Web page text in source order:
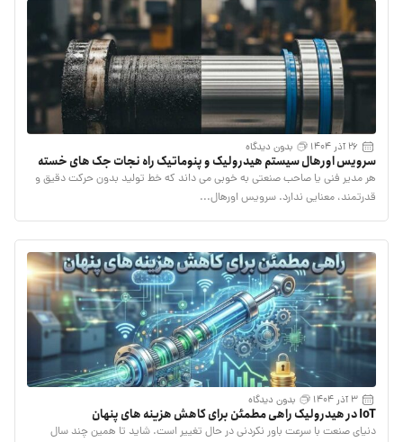
26 آذر 1404 بدون دیدگاه
سرویس اورهال سیستم هیدرولیک و پنوماتیک راه نجات جک های خسته
هر مدیر فنی یا صاحب صنعتی به خوبی می داند که خط تولید بدون حرکت دقیق و
قدرتمند، معنایی ندارد. سرویس اورهال...
3 آذر 1404 بدون دیدگاه
IoT در هیدرولیک راهی مطمئن برای کاهش هزینه‌ های پنهان
دنیای صنعت با سرعت باور نکردنی در حال تغییر است. شاید تا همین چند سال